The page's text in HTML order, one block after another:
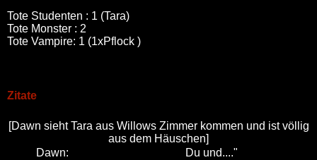
Tote Studenten : 1 (Tara)
Tote Monster : 2
Tote Vampire: 1 (1xPflock )
Zitate
[Dawn sieht Tara aus Willows Zimmer kommen und ist völlig
aus dem Häuschen]
Dawn:
Du und...."